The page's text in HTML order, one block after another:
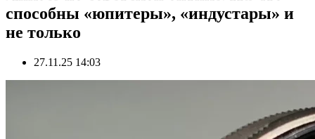
способны «юпитеры», «индустары» и
не только
27.11.25 14:03